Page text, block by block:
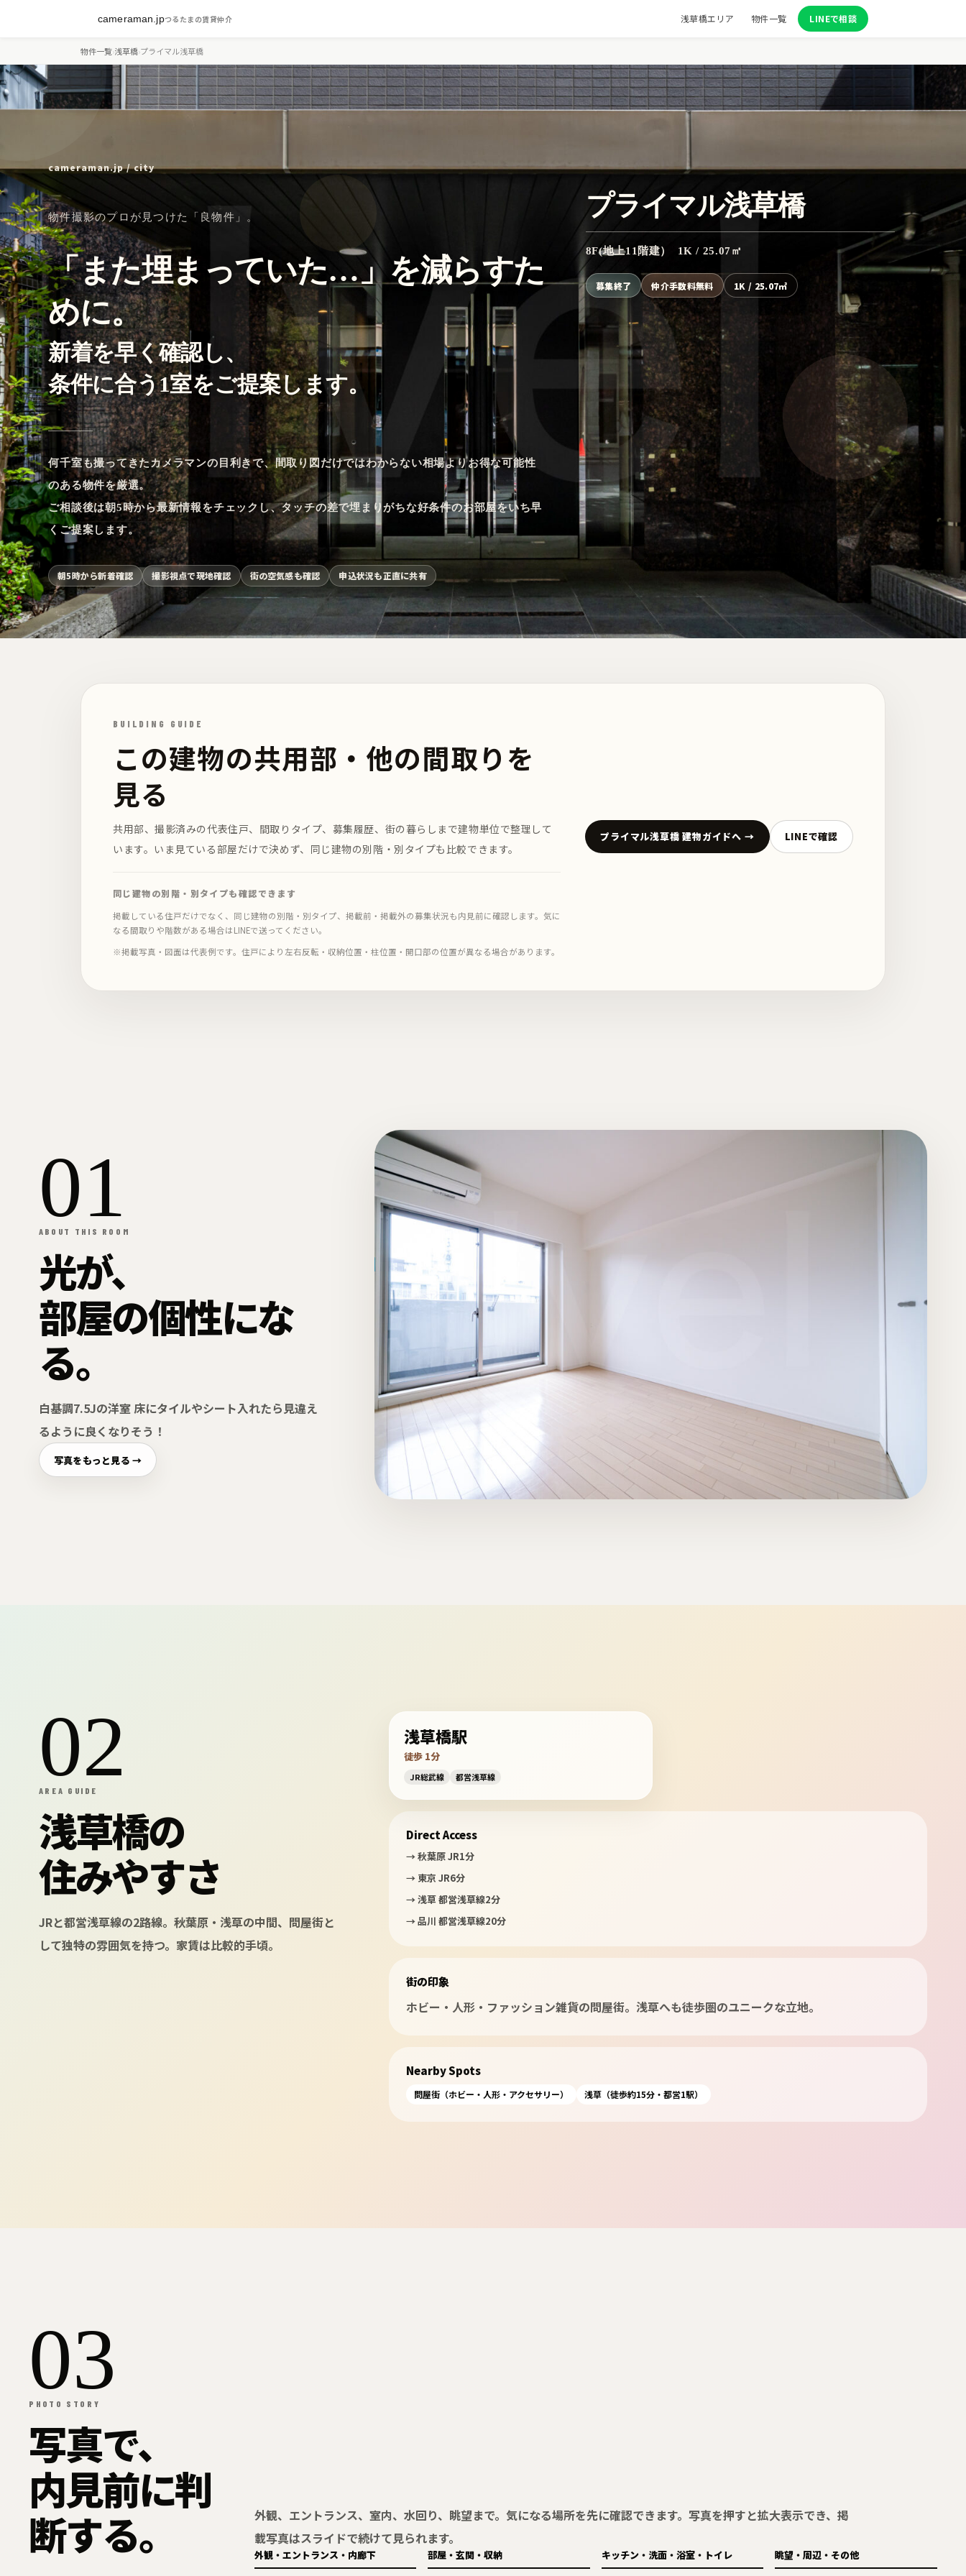
cameraman.jpつるたまの賃貸仲介 浅草橋エリア 物件一覧 LINEで相談
物件一覧›浅草橋›プライマル浅草橋
cameraman.jp / city
物件撮影のプロが見つけた「良物件」。
「また埋まっていた…」を減らすた
めに。
新着を早く確認し、
条件に合う1室をご提案します。
何千室も撮ってきたカメラマンの目利きで、間取り図だけではわからない相場よりお得な可能性
のある物件を厳選。
ご相談後は朝5時から最新情報をチェックし、タッチの差で埋まりがちな好条件のお部屋をいち早
くご提案します。
朝5時から新着確認 撮影視点で現地確認 街の空気感も確認 申込状況も正直に共有
プライマル浅草橋
8F(地上11階建） 1K / 25.07㎡
募集終了 仲介手数料無料 1K / 25.07㎡
BUILDING GUIDE
この建物の共用部・他の間取りを
見る
共用部、撮影済みの代表住戸、間取りタイプ、募集履歴、街の暮らしまで建物単位で整理して
います。いま見ている部屋だけで決めず、同じ建物の別階・別タイプも比較できます。
同じ建物の別階・別タイプも確認できます
掲載している住戸だけでなく、同じ建物の別階・別タイプ、掲載前・掲載外の募集状況も内見前に確認します。気に
なる間取りや階数がある場合はLINEで送ってください。
※掲載写真・図面は代表例です。住戸により左右反転・収納位置・柱位置・開口部の位置が異なる場合があります。
プライマル浅草橋 建物ガイドへ → LINEで確認
01
ABOUT THIS ROOM
光が、
部屋の個性にな
る。
白基調7.5Jの洋室 床にタイルやシート入れたら見違え
るように良くなりそう！
写真をもっと見る →
02
AREA GUIDE
浅草橋の
住みやすさ
JRと都営浅草線の2路線。秋葉原・浅草の中間、問屋街と
して独特の雰囲気を持つ。家賃は比較的手頃。
浅草橋駅
徒歩 1分
JR総武線 都営浅草線
Direct Access
→ 秋葉原 JR1分
→ 東京 JR6分
→ 浅草 都営浅草線2分
→ 品川 都営浅草線20分
街の印象
ホビー・人形・ファッション雑貨の問屋街。浅草へも徒歩圏のユニークな立地。
Nearby Spots
問屋街（ホビー・人形・アクセサリー） 浅草（徒歩約15分・都営1駅）
03
PHOTO STORY
写真で、
内見前に判
断する。
外観、エントランス、室内、水回り、眺望まで。気になる場所を先に確認できます。写真を押すと拡大表示でき、掲
載写真はスライドで続けて見られます。
外観・エントランス・内廊下 部屋・玄関・収納 キッチン・洗面・浴室・トイレ 眺望・周辺・その他